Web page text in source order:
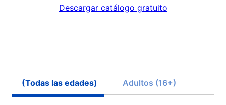
Descargar catálogo gratuito
(Todas las edades) Adultos (16+)